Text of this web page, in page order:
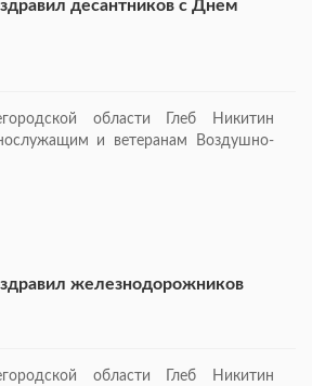
десантников с Днем
области Глеб Никитин
и ветеранам Воздушно-
железнодорожников
области Глеб Никитин